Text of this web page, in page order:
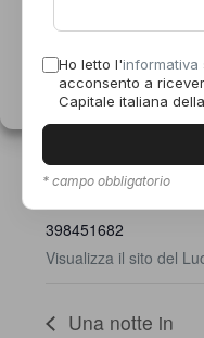
Informativa sui
LUOGO
MU.SP.A.C. – Museo
Contemporanea
L'Aquila, AQ 67100
398451682
Visualizza il sito del
Una notte in
Ho letto l'informativa
acconsento a
Capitale italiana
* campo obbligatorio